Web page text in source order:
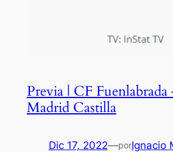
Previa | CF Fuenlabrada
Madrid Castilla
Dic 17, 2022—porIgnacio